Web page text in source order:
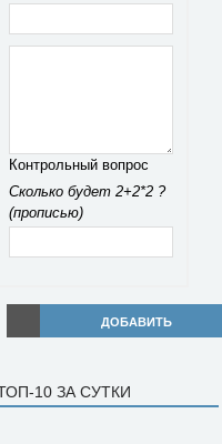
Контрольный вопрос
Сколько будет 2+2*2 ?
(прописью)
ДОБАВИТЬ
10 ЗА СУТКИ